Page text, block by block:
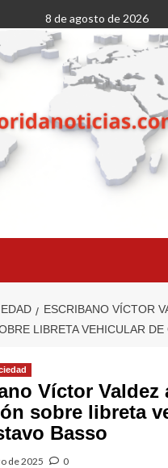
8 de agosto de 2026
ESCRIBANO VÍCTOR
LIBRETA VEHICULAR DE
Víctor Valdez
sobre libreta
Basso
de 2025 0